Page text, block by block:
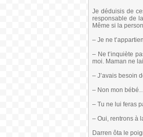
Je déduisis de
responsable de
Même si la
– Je ne
– Ne t’inquiète
moi. Maman ne
– J’avais besoin
– Non mon
– Tu ne lui feras
– Oui, rentrons à
Darren ôta le